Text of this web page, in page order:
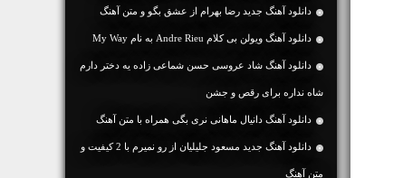
دانلود آهنگ جديد رضا بهرام از عشق بگو و متن آهنگ
دانلود آهنگ ویولن بی کلام Andre Rieu به نام My Way
دانلود آهنگ شاد عروسی حسن شماعی زاده یه دختر دارم
شاه نداره برای رقص و جشن
دانلود آهنگ دانیال ماهانی نری بگی همراه با متن آهنگ
دانلود آهنگ جديد مسعود جلیلیان از رو نمیرم با 2 کیفیت و
متن آهنگ